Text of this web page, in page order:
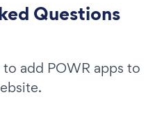
Questions
add POWR apps to